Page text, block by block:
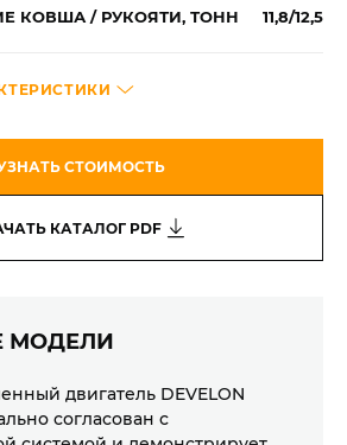
КОВША / РУКОЯТИ, ТОНН 11,8/12,5
НАДСТРОЙКИ, НМ/ ОБ/МИН
ТОНН
ММ
8659/2496/3135
СТОИМОСТЬ
КАТАЛОГ PDF
МОДЕЛИ
двигатель DEVELON
согласован с
СТОИМОСТЬ